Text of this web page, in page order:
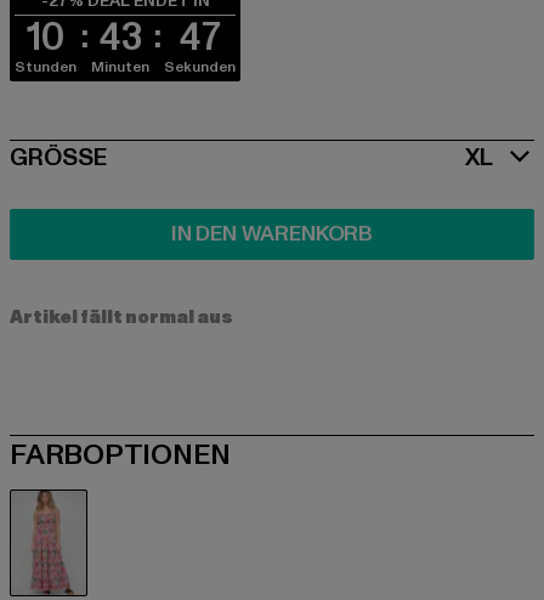
10
Stunden
43
Minuten
46
Sekunden
SIZE
GRÖSSE XL
IN DEN WARENKORB
Artikel fällt normal aus
FARBOPTIONEN